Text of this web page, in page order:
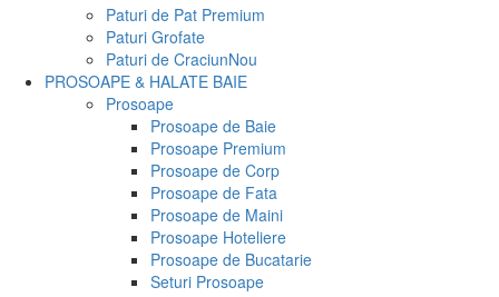
Paturi de Pat Premium
Paturi Grofate
Paturi de CraciunNou
PROSOAPE & HALATE BAIE
Prosoape
Prosoape de Baie
Prosoape Premium
Prosoape de Corp
Prosoape de Fata
Prosoape de Maini
Prosoape Hoteliere
Prosoape de Bucatarie
Seturi Prosoape